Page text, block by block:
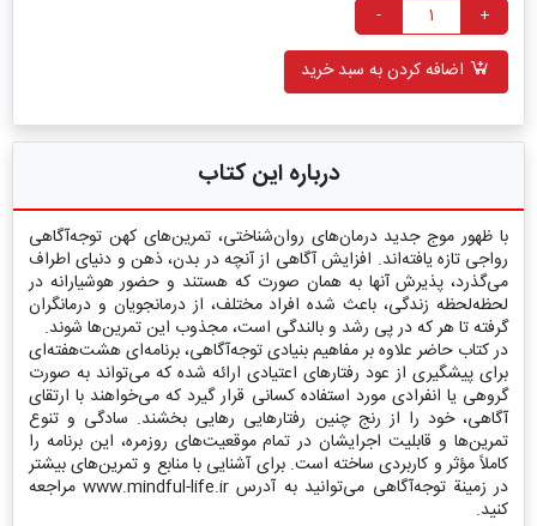
+
-
اضافه کردن به سبد خرید
درباره این کتاب
با ظهور موج جدید درمان‌های روان‌شناختی، تمرین‌های کهن توجه‌آگاهی
رواجی تازه یافته‌اند. افزایش آگاهی از آنچه در بدن، ذهن و دنیای اطراف‌
می‌گذرد، پذیرش آنها به همان صورت که هستند و حضور هوشیارانه در
لحظه‌لحظه زندگی، باعث شده افراد مختلف، از درمانجویان و درمانگران
گرفته تا هر که در پی رشد و بالندگی است، مجذوب این تمرین‌ها شوند.
در کتاب حاضر علاوه بر مفاهیم بنیادی توجه‌آگاهی، برنامه‌ای هشت‌هفته‌ای
برای پیشگیری از عود رفتارهای اعتیادی ارائه شده که می‌تواند به صورت
گروهی یا انفرادی مورد استفاده کسانی قرار گیرد که می‌خواهند با ارتقای
آگاهی، خود را از رنج چنین رفتارهایی رهایی بخشند. سادگی و تنوع
تمرین‌‌ها و قابلیت اجرایشان در تمام موقعیت‌های روزمره، این برنامه را
کاملاً مؤثر و کاربردی ساخته است. برای آشنایی با منابع و تمرین‌های بیشتر
در زمینة توجه‌آگاهی می‌توانید به آدرس www.mindful-life.ir مراجعه
کنید.